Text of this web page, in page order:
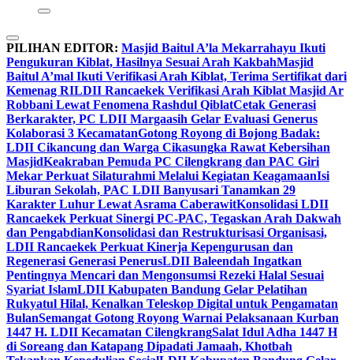
PILIHAN EDITOR: Masjid Baitul A’la Mekarrahayu Ikuti
Pengukuran Kiblat, Hasilnya Sesuai Arah KakbahMasjid
Baitul A’mal Ikuti Verifikasi Arah Kiblat, Terima Sertifikat dari
Kemenag RILDII Rancaekek Verifikasi Arah Kiblat Masjid Ar
Robbani Lewat Fenomena Rashdul QiblatCetak Generasi
Berkarakter, PC LDII Margaasih Gelar Evaluasi Generus
Kolaborasi 3 KecamatanGotong Royong di Bojong Badak:
LDII Cikancung dan Warga Cikasungka Rawat Kebersihan
MasjidKeakraban Pemuda PC Cilengkrang dan PAC Giri
Mekar Perkuat Silaturahmi Melalui Kegiatan KeagamaanIsi
Liburan Sekolah, PAC LDII Banyusari Tanamkan 29
Karakter Luhur Lewat Asrama CaberawitKonsolidasi LDII
Rancaekek Perkuat Sinergi PC-PAC, Tegaskan Arah Dakwah
dan PengabdianKonsolidasi dan Restrukturisasi Organisasi,
LDII Rancaekek Perkuat Kinerja Kepengurusan dan
Regenerasi Generasi PenerusLDII Baleendah Ingatkan
Pentingnya Mencari dan Mengonsumsi Rezeki Halal Sesuai
Syariat IslamLDII Kabupaten Bandung Gelar Pelatihan
Rukyatul Hilal, Kenalkan Teleskop Digital untuk Pengamatan
BulanSemangat Gotong Royong Warnai Pelaksanaan Kurban
1447 H. LDII Kecamatan CilengkrangSalat Idul Adha 1447 H
di Soreang dan Katapang Dipadati Jamaah, Khotbah